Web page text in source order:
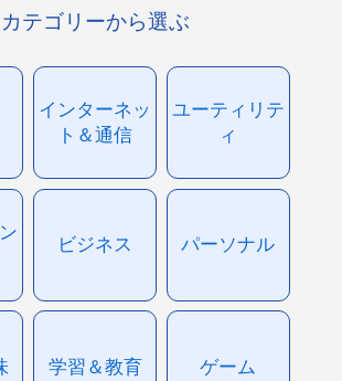
カテゴリーから選ぶ
インターネッ
ト＆通信
ユーティリテ
ィ
ビジネス パーソナル
学習＆教育 ゲーム